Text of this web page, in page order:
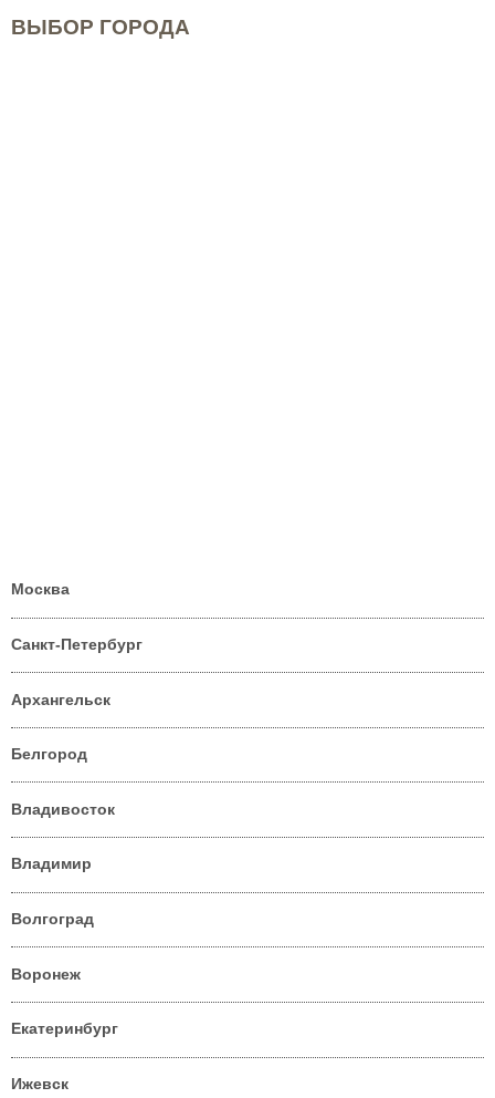
ВЫБОР ГОРОДА
Москва
Санкт-Петербург
Архангельск
Белгород
Владивосток
Владимир
Волгоград
Воронеж
Екатеринбург
Ижевск